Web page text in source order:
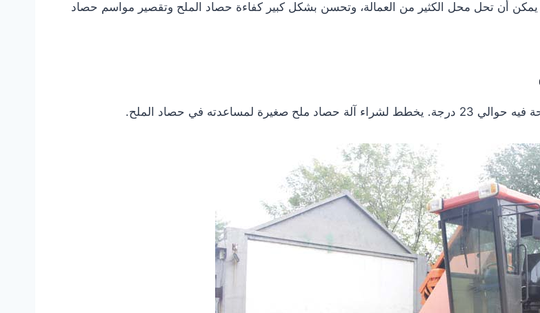
أن تحل محل الكثير من العمالة، وتحسن بشكل كبير كفاءة حصاد الملح وتقصير مواسم حصاد
في حصاد الملح.